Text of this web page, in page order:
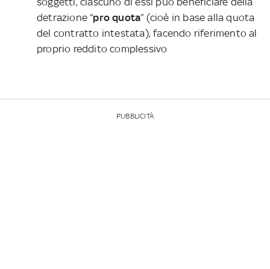
detrazione “pro quota” (cioè in base alla quota
del contratto intestata), facendo riferimento al
proprio reddito complessivo
PUBBLICITÀ